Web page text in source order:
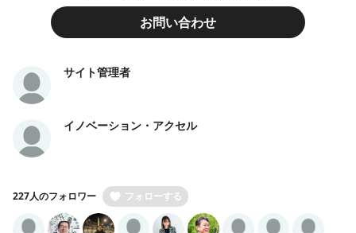
お問い合わせ
サイト管理者
イノベーション・アクセル
227人のフォロワー フォローする